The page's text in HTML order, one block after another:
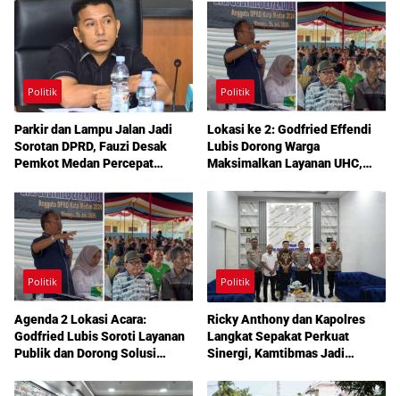
Politik
Parkir dan Lampu Jalan Jadi
Sorotan DPRD, Fauzi Desak
Pemkot Medan Percepat
Politik
Lokasi ke 2: Godfried Effendi
Lubis Dorong Warga
Maksimalkan Layanan UHC,
Pendidikan Mengemuka dalam
Reses Medan Amplas
Politik
Agenda 2 Lokasi Acara:
Godfried Lubis Soroti Layanan
Publik dan Dorong Solusi
DPRD Medan
Politik
Ricky Anthony dan Kapolres
Langkat Sepakat Perkuat
Sinergi, Kamtibmas Jadi